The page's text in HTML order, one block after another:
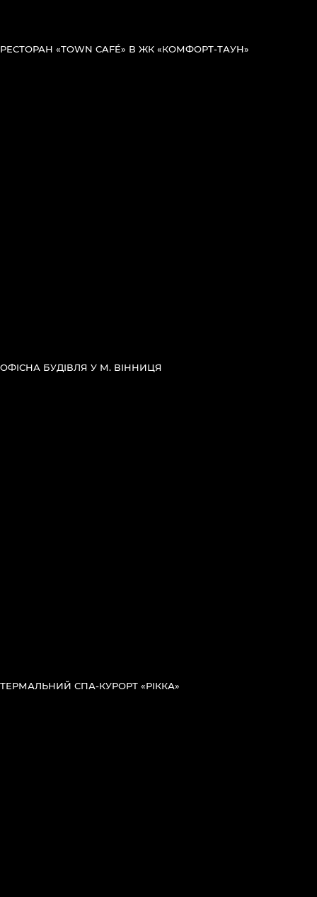
РЕСТОРАН «TOWN CAFÉ» В ЖК «КОМФОРТ-ТАУН»
ОФІСНА БУДІВЛЯ У М. ВІННИЦЯ
ТЕРМАЛЬНИЙ СПА-КУРОРТ «РІККА»